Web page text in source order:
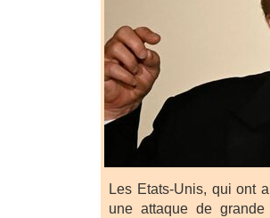
Les Etats-Unis, qui ont
une attaque de